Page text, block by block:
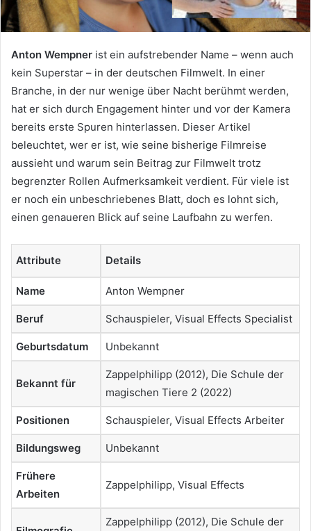
Anton Wempner ist ein aufstrebender Name – wenn auch
kein Superstar – in der deutschen Filmwelt. In einer
Branche, in der nur wenige über Nacht berühmt werden,
hat er sich durch Engagement hinter und vor der Kamera
bereits erste Spuren hinterlassen. Dieser Artikel
beleuchtet, wer er ist, wie seine bisherige Filmreise
aussieht und warum sein Beitrag zur Filmwelt trotz
begrenzter Rollen Aufmerksamkeit verdient. Für viele ist
er noch ein unbeschriebenes Blatt, doch es lohnt sich,
einen genaueren Blick auf seine Laufbahn zu werfen.
Attribute Details
Name Anton Wempner
Beruf Schauspieler, Visual Effects Specialist
Geburtsdatum Unbekannt
Bekannt für
Zappelphilipp (2012), Die Schule der
magischen Tiere 2 (2022)
Positionen Schauspieler, Visual Effects Arbeiter
Bildungsweg Unbekannt
Frühere
Arbeiten
Zappelphilipp, Visual Effects
Zappelphilipp (2012), Die Schule der